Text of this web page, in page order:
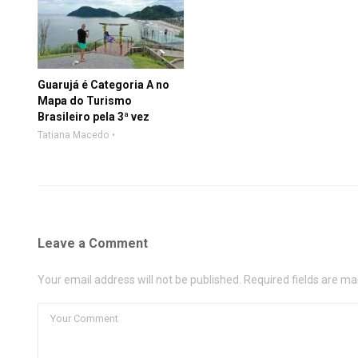
Guarujá é Categoria A no
Mapa do Turismo
Brasileiro pela 3ª vez
Tatiana Macedo
Leave a Comment
Your email address will not be published. Required fields are